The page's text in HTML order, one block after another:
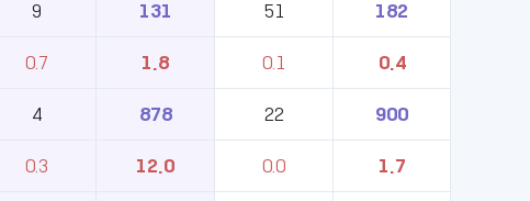
9 131 51 182
0.7 1.8 0.1 0.4
4 878 22 900
0.3 12.0 0.0 1.7